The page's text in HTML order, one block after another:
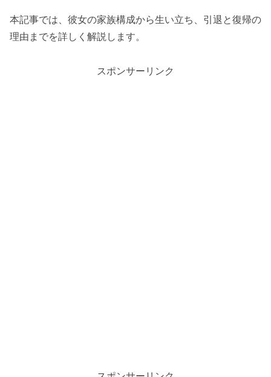
本記事では、彼女の家族構成から生い立ち、引退と復帰の
理由までを詳しく解説します。
スポンサーリンク